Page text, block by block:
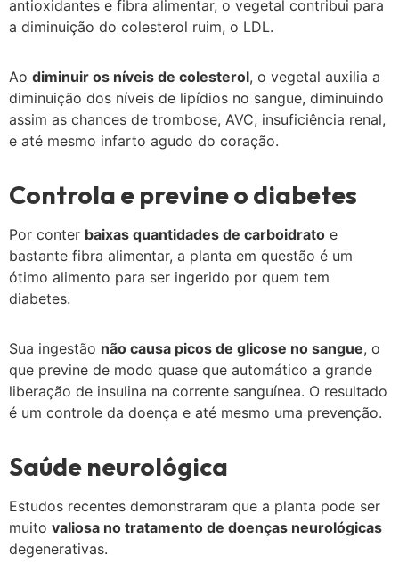
antioxidantes e fibra alimentar, o vegetal contribui para
a diminuição do colesterol ruim, o LDL.
Ao diminuir os níveis de colesterol, o vegetal auxilia a
diminuição dos níveis de lipídios no sangue, diminuindo
assim as chances de trombose, AVC, insuficiência renal,
e até mesmo infarto agudo do coração.
Controla e previne o diabetes
Por conter baixas quantidades de carboidrato e
bastante fibra alimentar, a planta em questão é um
ótimo alimento para ser ingerido por quem tem
diabetes.
Sua ingestão não causa picos de glicose no sangue, o
que previne de modo quase que automático a grande
liberação de insulina na corrente sanguínea. O resultado
é um controle da doença e até mesmo uma prevenção.
Saúde neurológica
Estudos recentes demonstraram que a planta pode ser
muito valiosa no tratamento de doenças neurológicas
degenerativas.